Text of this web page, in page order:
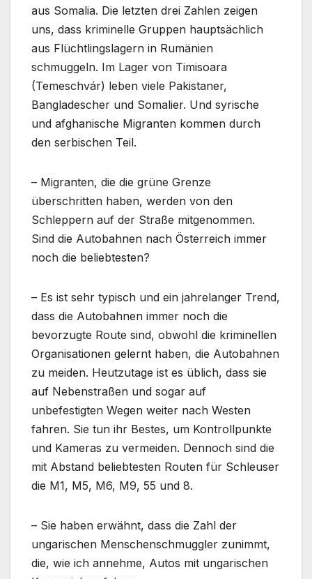
aus Somalia. Die letzten drei Zahlen zeigen
uns, dass kriminelle Gruppen hauptsächlich
aus Flüchtlingslagern in Rumänien
schmuggeln. Im Lager von Timisoara
(Temeschvár) leben viele Pakistaner,
Bangladescher und Somalier. Und syrische
und afghanische Migranten kommen durch
den serbischen Teil.
– Migranten, die die grüne Grenze
überschritten haben, werden von den
Schleppern auf der Straße mitgenommen.
Sind die Autobahnen nach Österreich immer
noch die beliebtesten?
– Es ist sehr typisch und ein jahrelanger Trend,
dass die Autobahnen immer noch die
bevorzugte Route sind, obwohl die kriminellen
Organisationen gelernt haben, die Autobahnen
zu meiden. Heutzutage ist es üblich, dass sie
auf Nebenstraßen und sogar auf
unbefestigten Wegen weiter nach Westen
fahren. Sie tun ihr Bestes, um Kontrollpunkte
und Kameras zu vermeiden. Dennoch sind die
mit Abstand beliebtesten Routen für Schleuser
die M1, M5, M6, M9, 55 und 8.
– Sie haben erwähnt, dass die Zahl der
ungarischen Menschenschmuggler zunimmt,
die, wie ich annehme, Autos mit ungarischen